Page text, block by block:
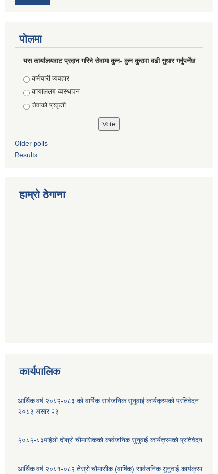
पोलमा
यस कार्यालयवाट प्रदान गरिने सेवामा कुन- कुन कुरामा वढी सुधार गर्नुपर्नेछ
Choices
कर्मचारी व्यवहार
कार्याललय व्वस्थापन
सेवाको प्रकृती
Older polls
Results
हाम्राे ठेगाना
कार्यपालिक
आर्थिक वर्ष २०८२-०८३ को वार्षिक सार्वजनिक सुनुवाई कार्यक्रमको प्रतिवेदन
२०८३ असार २३
२०८२-८३पहिलो दोश्रो चौमासिकको कार्वजनिक सुनुवाई कार्यक्रमको प्रतिवेदन
आर्थिक वर्ष २०८१-०८२ तेस्रो चौमासीक (वार्षिक) सार्वजनिक सुनुवाई कार्यक्रम